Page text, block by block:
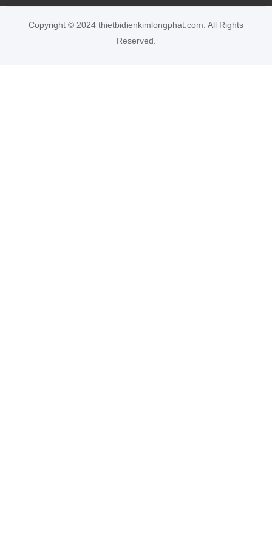
Copyright © 2024 thietbidienkimlongphat.com. All Rights
Reserved.